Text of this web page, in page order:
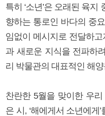
특히 ‘소년’은 오래된 육
향하는 통로인 바다의 중
임없이 메시지로 전달하
과 새로운 지식을 전파하
리 박물관의 대표적인 해
찬란한 5월을 맞이한 우
은 시, ‘해에게서 소년에게